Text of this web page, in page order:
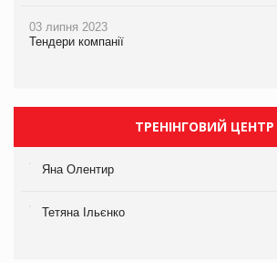
03 липня 2023
Тендери компанії
ТРЕНІНГОВИЙ ЦЕНТР
Яна Олентир
Тетяна Ільєнко